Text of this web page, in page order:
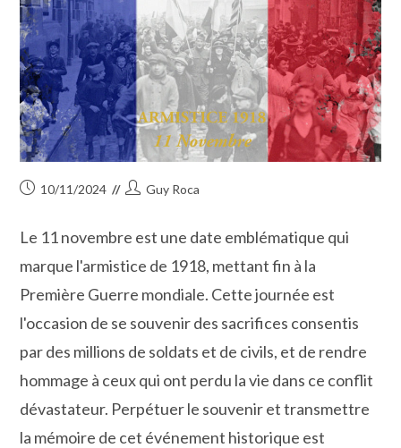
Publication
10/11/2024
Auteur/autrice
publication :
Guy Roca
Le 11 novembre est une date emblématique qui
marque l'armistice de 1918, mettant fin à la
Première Guerre mondiale. Cette journée est
l'occasion de se souvenir des sacrifices consentis
par des millions de soldats et de civils, et de rendre
hommage à ceux qui ont perdu la vie dans ce conflit
dévastateur. Perpétuer le souvenir et transmettre
la mémoire de cet événement historique est